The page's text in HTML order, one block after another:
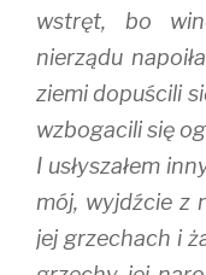
wstręt, bo
nierządu
ziemi dopuścili
wzbogacili się
I usłyszałem
mój, wyjdźcie z
jej grzechach i